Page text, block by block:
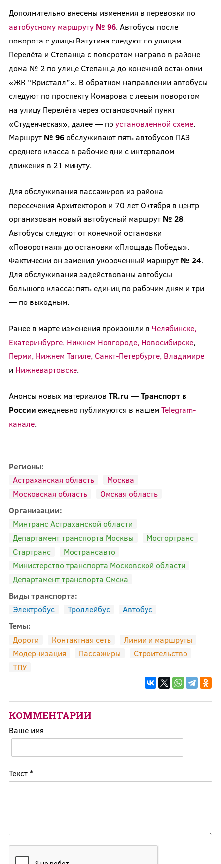
Дополнительно внесены изменения в перевозки по
автобусному маршруту № 96. Автобусы после
поворота с улицы Ватутина следуют по улицам
Перелёта и Степанца с поворотом направо в районе
дома № 2 по улице Степанца до конечной остановки
«ЖК “Кристалл”». В обратном направлении автобусы
следуют по проспекту Комарова с левым поворотом
на улицу Перелёта через остановочный пункт
«Студенческая», далее — по установленной схеме.
Маршрут № 96обслуживают пять автобусов ПАЗ
среднего класса в рабочие дни с интервалом
движения в 21 минуту.
Для обслуживания пассажиров из района
пересечения Архитекторов и 70 лет Октября в центр
организован новый автобусный маршрут № 28.
Автобусы следуют от конечной остановки
«Поворотная» до остановки «Площадь Победы».
Фактически он заменил укороченный маршрут № 24.
Для обслуживания задействованы автобусы
большого класса: пять единиц по рабочим дням и три
— по выходным.
Ранее в марте изменения произошли в Челябинске,
Екатеринбурге, Нижнем Новгороде, Новосибирске,
Перми, Нижнем Тагиле, Санкт-Петербурге, Владимире
и Нижневартовске.
Анонсы новых материалов TR.ru — Транспорт в
России ежедневно публикуются в нашем Telegram-
канале.
Регионы:
Астраханская область
Москва
Московская область
Омская область
Организации:
Минтранс Астраханской области
Департамент транспорта Москвы
Мосгортранс
Стартранс
Мострансавто
Министерство транспорта Московской области
Департамент транспорта Омска
Виды транспорта:
Электробус
Троллейбус
Автобус
Темы:
Дороги
Контактная сеть
Линии и маршруты
Модернизация
Пассажиры
Строительство
ТПУ
КОММЕНТАРИИ
Ваше имя
Текст *